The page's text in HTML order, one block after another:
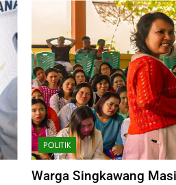
POLITIK
Warga Singkawang